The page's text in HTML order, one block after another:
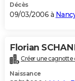
Décès
09/03/2006 à
Florian
Créer une cagnotte
Naissance